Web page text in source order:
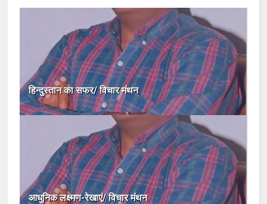
हिन्दुस्तान का सफर/ विचार मंथन
आधुनिक लक्ष्मण-रेखाएं/ विचार मंथन